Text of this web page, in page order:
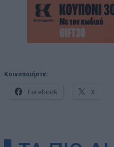
Κοινοποιήστε:
Facebook X